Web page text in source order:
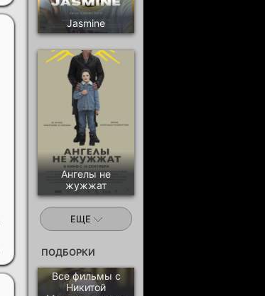
Jasmine
Ангелы не
жужжат
ЕЩЕ
ПОДБОРКИ
Все фильмы с
Никитой